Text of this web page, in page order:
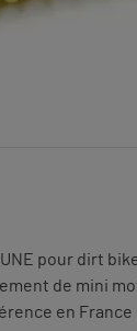
pour dirt
de mini
en